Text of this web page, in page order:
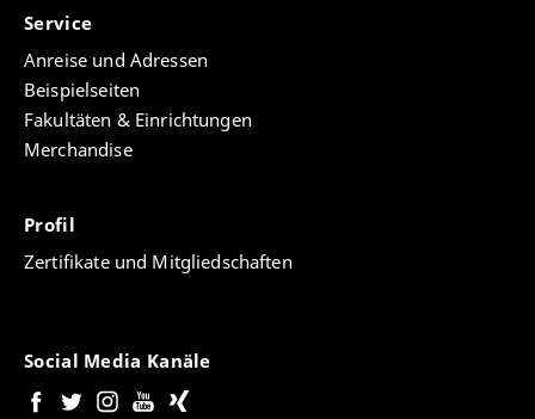
Service
Anreise und Adressen
Beispielseiten
Fakultäten & Einrichtungen
Merchandise
Profil
Zertifikate und Mitgliedschaften
Social Media Kanäle